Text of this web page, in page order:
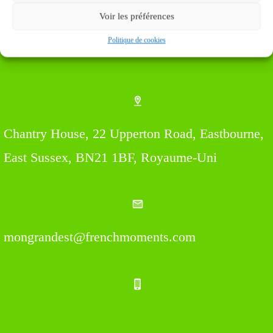
Voir les préférences
Politique de cookies
Chantry House, 22 Upperton Road, Eastbourne,
East Sussex, BN21 1BF, Royaume-Uni
mongrandest@frenchmoments.com